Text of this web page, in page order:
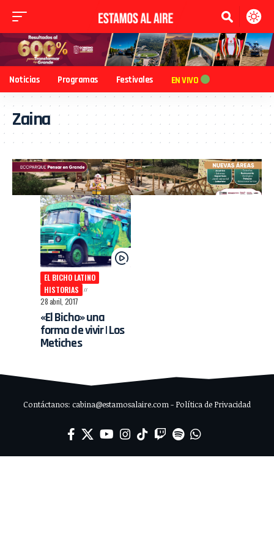
Noticias Programas Festivales EN VIVO
Zaina
EL BICHO LATINO
HISTORIAS
28 abril, 2017
«El Bicho» una
forma de vivir | Los
Metiches
Contáctanos: cabina@estamosalaire.com - Política de Privacidad